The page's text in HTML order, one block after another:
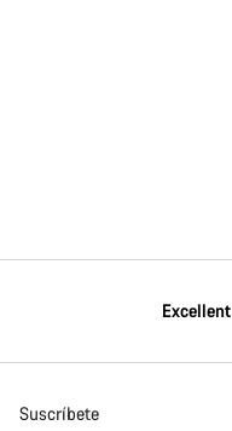
Excellent
Suscríbete